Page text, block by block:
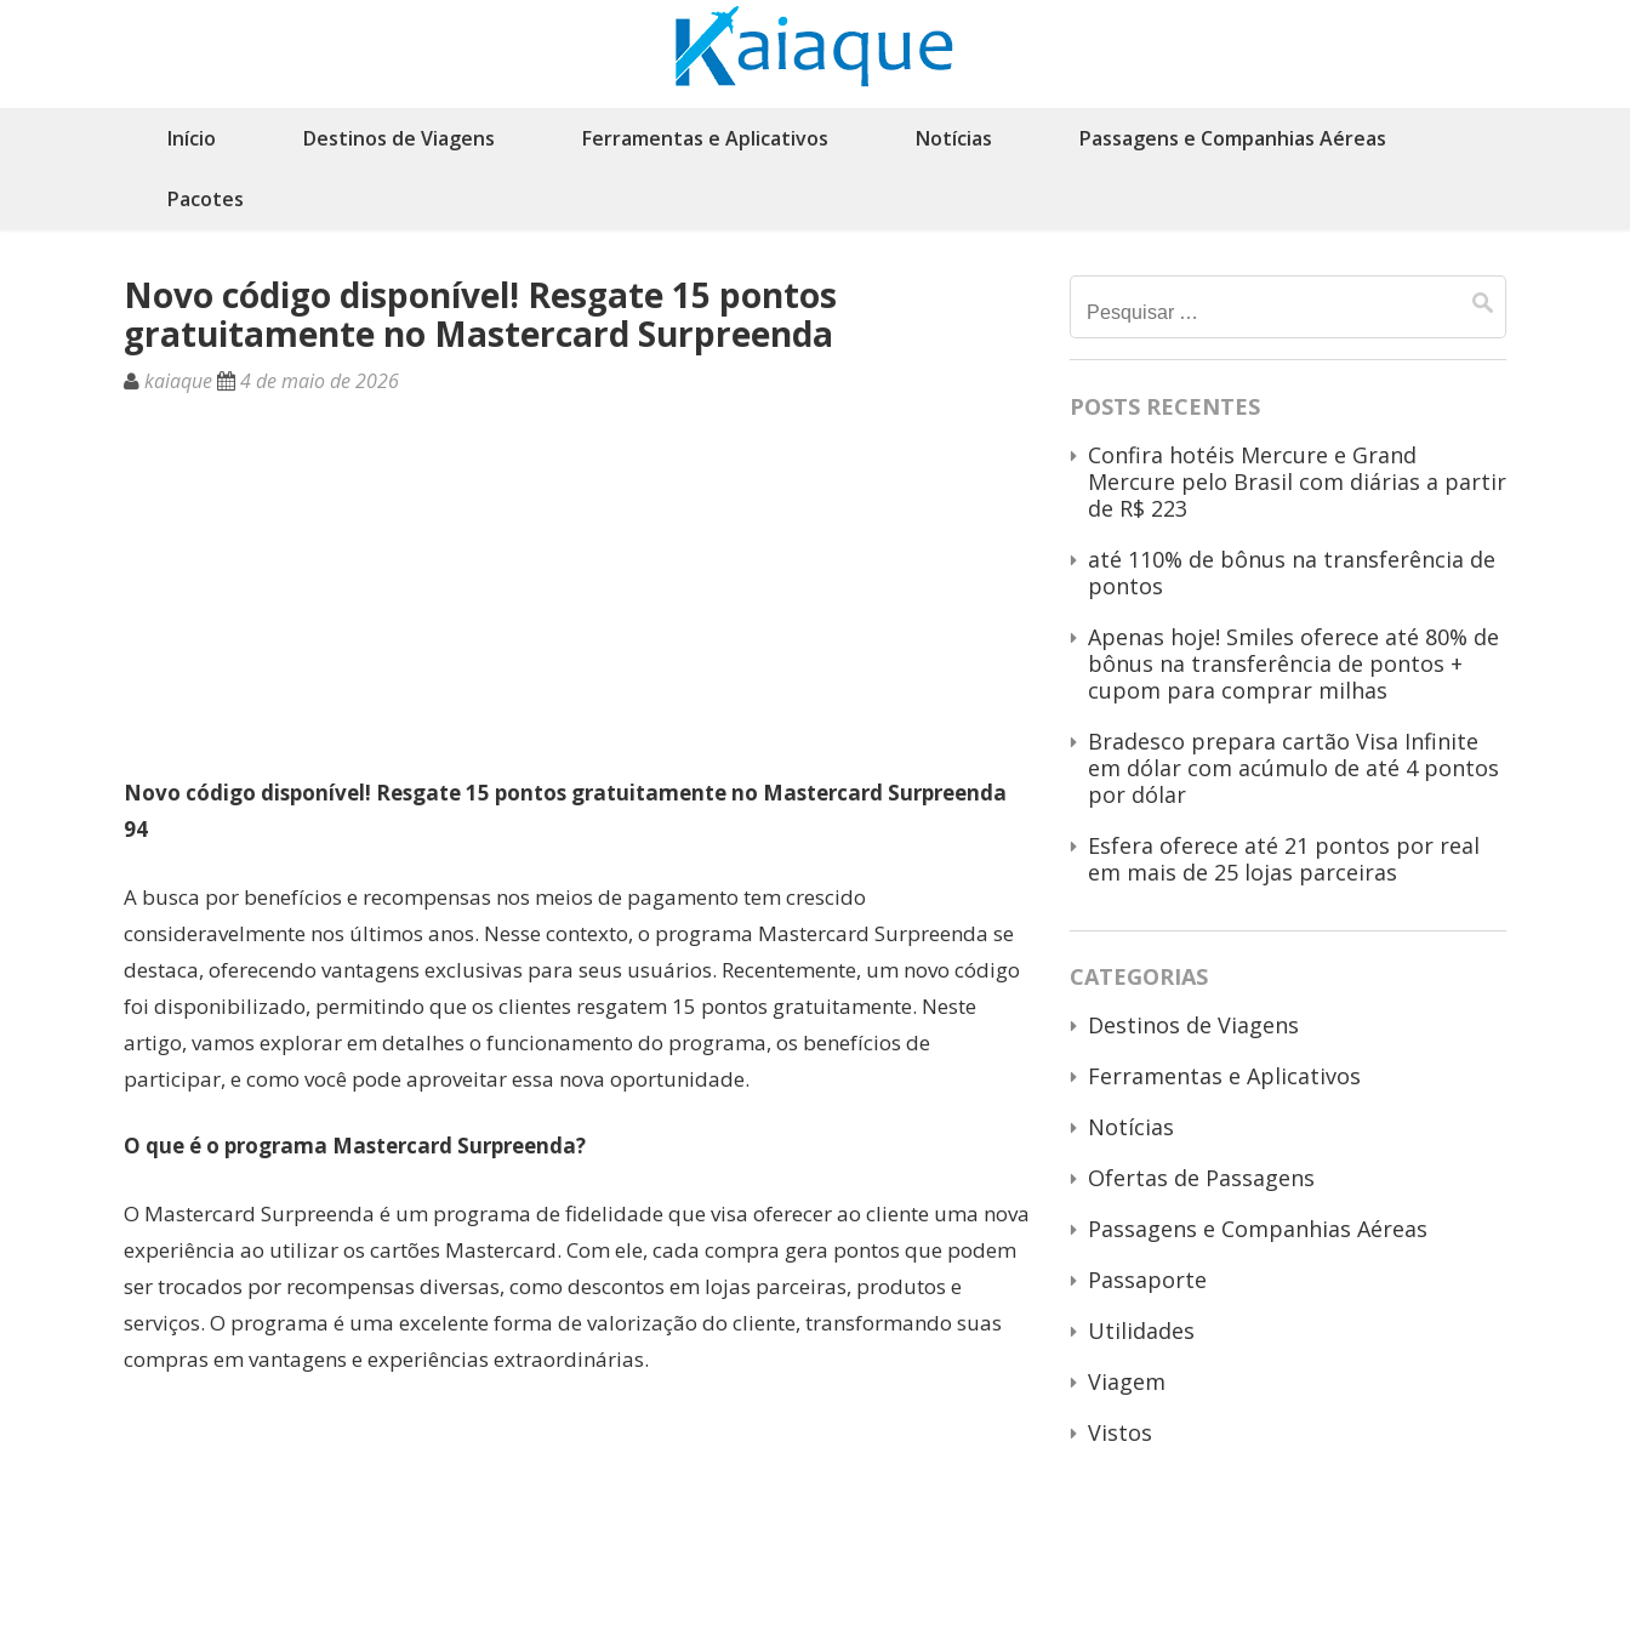
Início Destinos de Viagens Ferramentas e Aplicativos Notícias Passagens e Companhias Aéreas
Pacotes
Novo código disponível! Resgate 15 pontos
gratuitamente no Mastercard Surpreenda
kaiaque 4 de maio de 2026
Novo código disponível! Resgate 15 pontos gratuitamente no Mastercard Surpreenda
94
A busca por benefícios e recompensas nos meios de pagamento tem crescido
consideravelmente nos últimos anos. Nesse contexto, o programa Mastercard Surpreenda se
destaca, oferecendo vantagens exclusivas para seus usuários. Recentemente, um novo código
foi disponibilizado, permitindo que os clientes resgatem 15 pontos gratuitamente. Neste
artigo, vamos explorar em detalhes o funcionamento do programa, os benefícios de
participar, e como você pode aproveitar essa nova oportunidade.
O que é o programa Mastercard Surpreenda?
O Mastercard Surpreenda é um programa de fidelidade que visa oferecer ao cliente uma nova
experiência ao utilizar os cartões Mastercard. Com ele, cada compra gera pontos que podem
ser trocados por recompensas diversas, como descontos em lojas parceiras, produtos e
serviços. O programa é uma excelente forma de valorização do cliente, transformando suas
compras em vantagens e experiências extraordinárias.
Pesquisar
por:
POSTS RECENTES
Confira hotéis Mercure e Grand
Mercure pelo Brasil com diárias a partir
de R$ 223
até 110% de bônus na transferência de
pontos
Apenas hoje! Smiles oferece até 80% de
bônus na transferência de pontos +
cupom para comprar milhas
Bradesco prepara cartão Visa Infinite
em dólar com acúmulo de até 4 pontos
por dólar
Esfera oferece até 21 pontos por real
em mais de 25 lojas parceiras
CATEGORIAS
Destinos de Viagens
Ferramentas e Aplicativos
Notícias
Ofertas de Passagens
Passagens e Companhias Aéreas
Passaporte
Utilidades
Viagem
Vistos